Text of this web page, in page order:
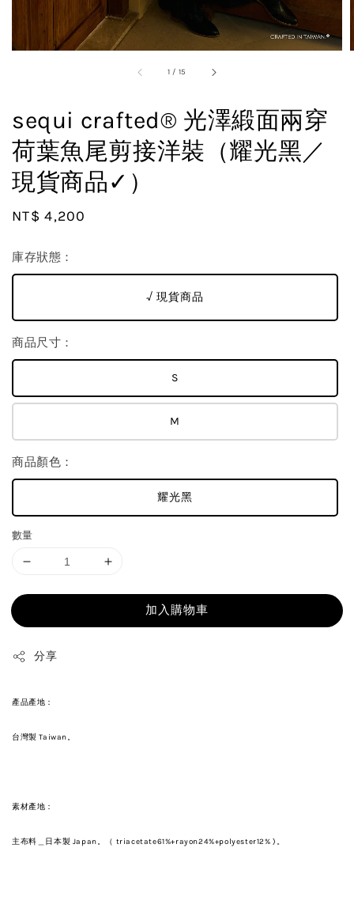
1 / 15
sequi crafted® 光澤緞面兩穿
荷葉魚尾剪接洋裝（耀光黑／
現貨商品✓）
Regular
NT$ 4,200
庫存狀態：
√ 現貨商品
商品尺寸：
S
M
商品顏色：
耀光黑
數量
加入購物車
分享
產品產地：
台灣製 Taiwan。
素材產地：
主布料＿日本製 Japan。（ triacetate61%+rayon24%+polyester12% )。